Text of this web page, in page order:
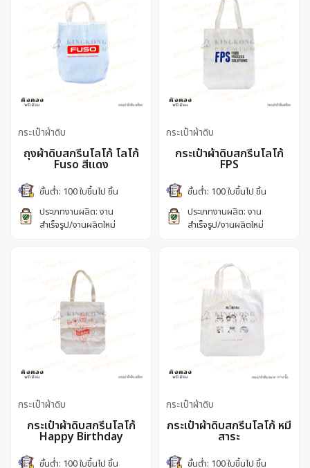
กระเป๋าผ้าดิบ
ถุงผ้าดิบสกรีนโลโก้ โลโก้
Fuso สีแดง
ขั้นต่ำ: 100 ใบขึ้นไป ชิ้น
ประเภทงานผลิต: งาน
สำเร็จรูป/งานผลิตใหม่
กระเป๋าผ้าดิบ
กระเป๋าผ้าดิบสกรีนโลโก้
FPS
ขั้นต่ำ: 100 ใบขึ้นไป ชิ้น
ประเภทงานผลิต: งาน
สำเร็จรูป/งานผลิตใหม่
กระเป๋าผ้าดิบ
กระเป๋าผ้าดิบสกรีนโลโก้
Happy Birthday
ขั้นต่ำ: 100 ใบขึ้นไป ชิ้น
กระเป๋าผ้าดิบ
กระเป๋าผ้าดิบสกรีนโลโก้ หมี
สาระ
ขั้นต่ำ: 100 ใบขึ้นไป ชิ้น